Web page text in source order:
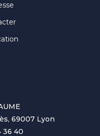
69007 Lyon
36 40